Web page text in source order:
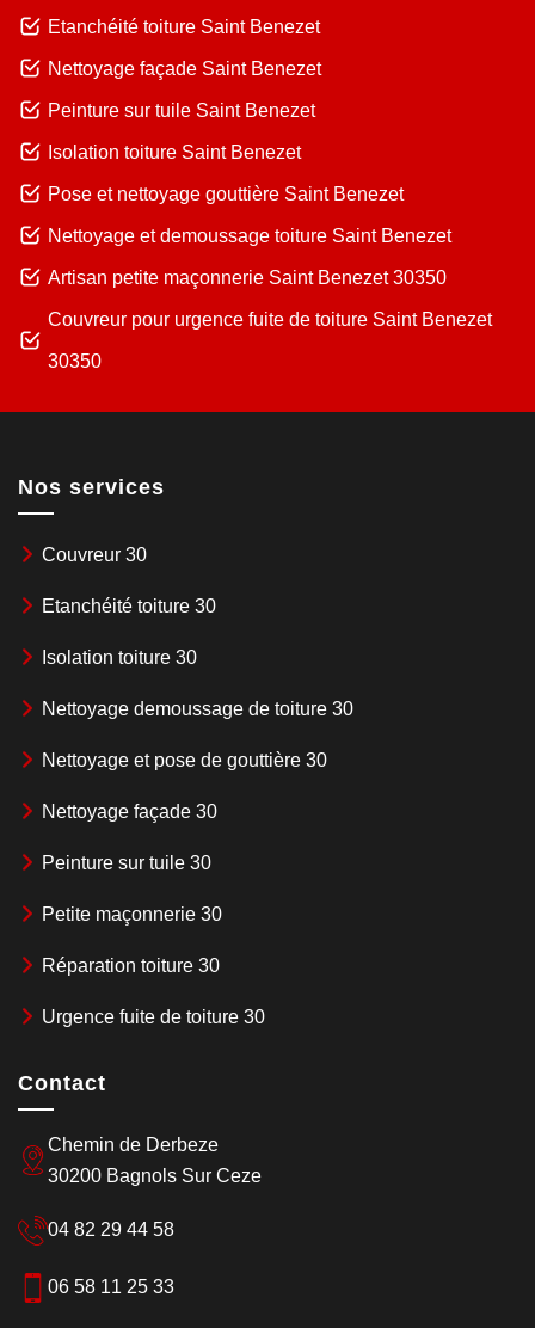
Etanchéité toiture Saint Benezet
Nettoyage façade Saint Benezet
Peinture sur tuile Saint Benezet
Isolation toiture Saint Benezet
Pose et nettoyage gouttière Saint Benezet
Nettoyage et demoussage toiture Saint Benezet
Artisan petite maçonnerie Saint Benezet 30350
Couvreur pour urgence fuite de toiture Saint Benezet
30350
Nos services
Couvreur 30
Etanchéité toiture 30
Isolation toiture 30
Nettoyage demoussage de toiture 30
Nettoyage et pose de gouttière 30
Nettoyage façade 30
Peinture sur tuile 30
Petite maçonnerie 30
Réparation toiture 30
Urgence fuite de toiture 30
Contact
Chemin de Derbeze
30200 Bagnols Sur Ceze
04 82 29 44 58
06 58 11 25 33